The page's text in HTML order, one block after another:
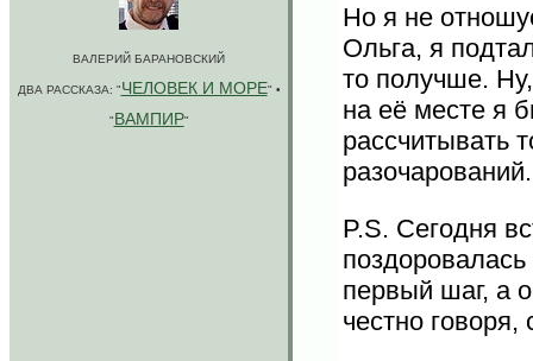
ВАЛЕРИЙ БАРАНОВСКИЙ
ДВА РАССКАЗА: "ЧЕЛОВЕК И МОРЕ" •
"ВАМПИР"
Но я не
Ольга, я
то получше.
на её месте я
рассчитывать
P.S. Сегодня
первый шаг, а
честно